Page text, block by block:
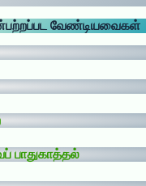
வேண்டியவைகள்
பாதுகாத்தல்